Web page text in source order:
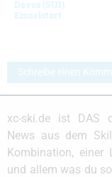
Davos (SUI)
Einzelstart
Schreibe einen
xc-ski.de ist DAS
News aus dem
Kombination, einer
und allem was du